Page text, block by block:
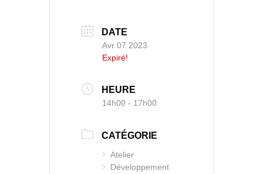
DATE
Avr 07 2023
Expiré!
HEURE
14h00 - 17h00
CATÉGORIE
Atelier
Développement